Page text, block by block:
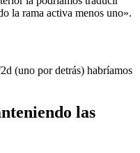
la rama activa menos uno».
(uno por detrás) habríamos
las